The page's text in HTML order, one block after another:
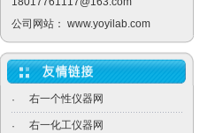
公司网站： www.yoyilab.com
· 右一个性仪器网
· 右一化工仪器网